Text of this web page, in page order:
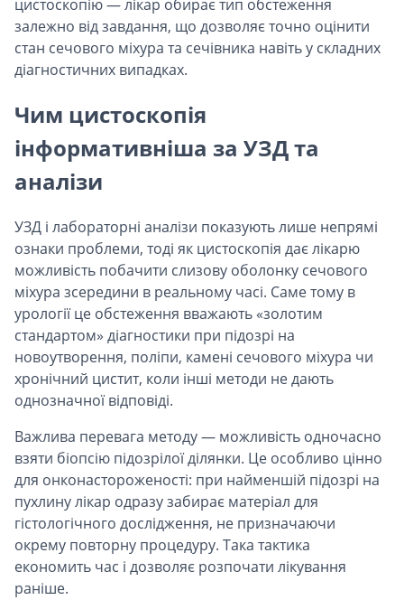
цистоскопію — лікар обирає тип обстеження
залежно від завдання, що дозволяє точно оцінити
стан сечового міхура та сечівника навіть у складних
діагностичних випадках.
Чим цистоскопія
інформативніша за УЗД та
аналізи
УЗД і лабораторні аналізи показують лише непрямі
ознаки проблеми, тоді як цистоскопія дає лікарю
можливість побачити слизову оболонку сечового
міхура зсередини в реальному часі. Саме тому в
урології це обстеження вважають «золотим
стандартом» діагностики при підозрі на
новоутворення, поліпи, камені сечового міхура чи
хронічний цистит, коли інші методи не дають
однозначної відповіді.
Важлива перевага методу — можливість одночасно
взяти біопсію підозрілої ділянки. Це особливо цінно
для онконастороженості: при найменшій підозрі на
пухлину лікар одразу забирає матеріал для
гістологічного дослідження, не призначаючи
окрему повторну процедуру. Така тактика
економить час і дозволяє розпочати лікування
раніше.